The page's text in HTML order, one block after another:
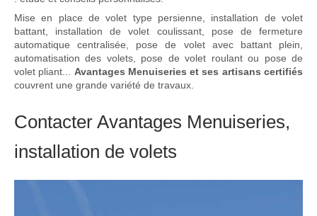
Mise en place de volet type persienne, installation de volet
battant, installation de volet coulissant, pose de fermeture
automatique centralisée, pose de volet avec battant plein,
automatisation des volets, pose de volet roulant ou pose de
volet pliant... Avantages Menuiseries et ses artisans certifiés
couvrent une grande variété de travaux.
Contacter Avantages Menuiseries,
installation de volets